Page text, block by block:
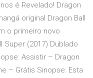
é Revelado! Dragon
original Dragon Ball
o primeiro novo
Super (2017) Dublado
Assistir – Dragon
– Grátis Sinopse: Esta